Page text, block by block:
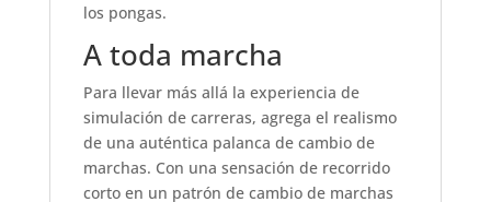
los pongas.
A toda marcha
Para llevar más allá la experiencia de
simulación de carreras, agrega el realismo
de una auténtica palanca de cambio de
marchas. Con una sensación de recorrido
corto en un patrón de cambio de marchas